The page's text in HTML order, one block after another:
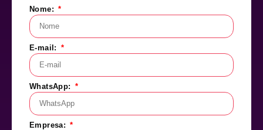
Nome:
E-mail:
WhatsApp:
Empresa: